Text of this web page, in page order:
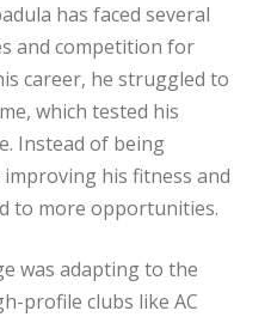
has faced several
and competition for
career, he struggled to
which tested his
Instead of being
his fitness and
to more opportunities.
was adapting to the
profile clubs like AC